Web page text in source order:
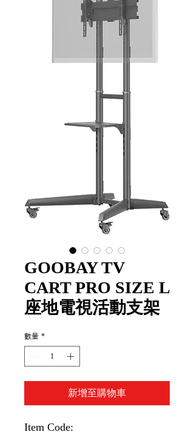
GOOBAY TV
CART PRO SIZE L
座地電視活動支架
數量 *
新增至購物車
Item Code: